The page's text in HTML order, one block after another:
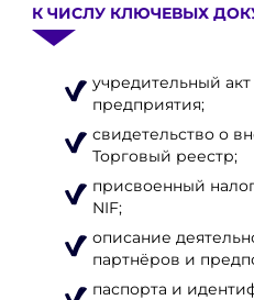
К ЧИСЛУ КЛЮЧЕВЫХ
учредительный
предприятия;
свидетельство о
Торговый реестр;
присвоенный
NIF;
описание
партнёров и
паспорта и